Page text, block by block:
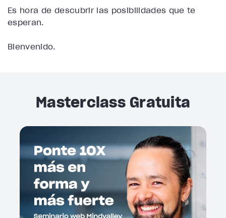
Es hora de descubrir las posibilidades que te
esperan.
Bienvenido.
Masterclass Gratuita